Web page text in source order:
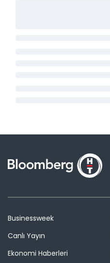
Businessweek
Canlı Yayın
Ekonomi Haberleri